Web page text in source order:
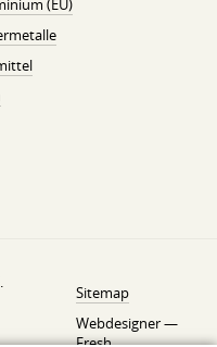
(EU)
Sitemap
Webdesigner —
Fresh